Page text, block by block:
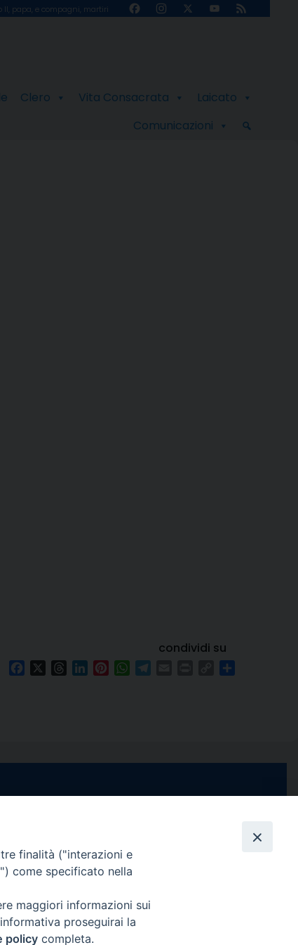
II, papa, e compagni, martiri FacebookInstagram
X
YouTube
Feed
Clero Vita Consacrata
Laicato
Comunicazioni
condividi su
FacebookThreadsLinkedInPinterestWhatsApp
Copy
YouTube
Channel
Feed
Informativa Privacy
COPYRIGHT © 2013-2025
finalità ("interazioni e
come specificato nella
maggiori informazioni sui
proseguirai la
policy completa.